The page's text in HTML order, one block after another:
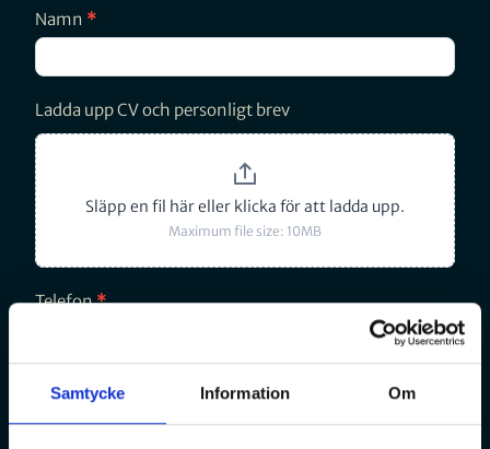
Samtycke Information Om
jobb
Namn *
Ladda upp CV och personligt brev
Släpp en fil här eller klicka för att ladda upp.
Maximum file size: 10MB
Telefon*
Email*